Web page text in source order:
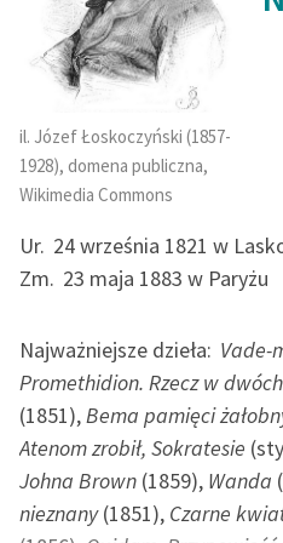
Zasady wykorzystania
Wolnych Lektur
Logotypy
Materiały promocyjne
Regulamin biblioteki
sprawozdania finansowe
Informacja o treściach
wrażliwych
Deklaracja dostępności
„Czas”.
Struktura Czarnych kwiatów
nasuwa skojarzenia z
Montaigne'a. Cykl składa się
sześciu epizodów oraz
celowości ich opisu oraz
tego formy. Norwid w pełni
w utworach poświęconych
jednostek. Powodem tej
podjęty temat wymaga
Norwid „stara się uniknąć
rzeczy opisywanej”.
obiektywny, sprawozdawczy
il. Józef Łoskoczyński (1857-
1928), domena publiczna,
Wikimedia Commons
Ur. 24 września 1821 w
Zm. 23 maja 1883 w Paryżu
Najważniejsze dzieła: Vade-
Promethidion. Rzecz w
(1851),Bema pamięci
Atenom zrobił, Sokratesie
Johna Brown (1859), Wanda
nieznany(1851), Czarne